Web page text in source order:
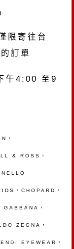
限寄往台
訂單
午4:00 至9
，
& ROSS，
，CHOPARD，
，
ZEGNA，
EYEWEAR，